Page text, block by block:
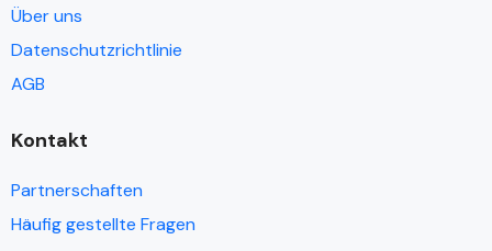
Über uns
Datenschutzrichtlinie
AGB
Kontakt
Partnerschaften
Häufig gestellte Fragen